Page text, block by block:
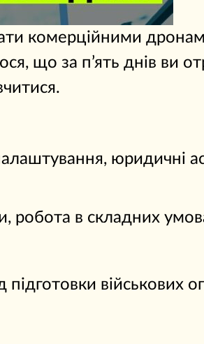
комерційними
що за п’ять днів ви
юридичні
в складних
військових